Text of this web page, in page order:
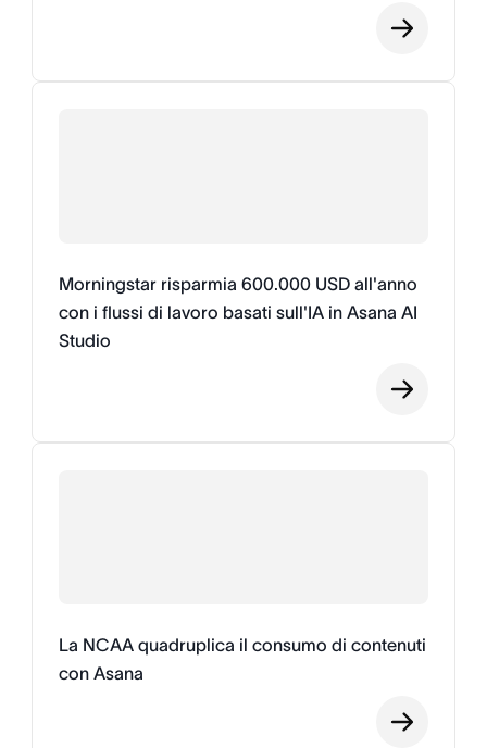
Morningstar risparmia 600.000 USD all'anno
con i flussi di lavoro basati sull'IA in Asana AI
Studio
La NCAA quadruplica il consumo di contenuti
con Asana